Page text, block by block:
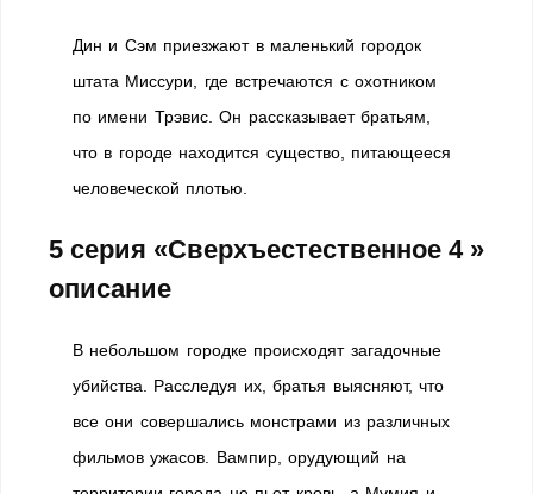
Дин и Сэм приезжают в маленький городок
штата Миссури, где встречаются с охотником
по имени Трэвис. Он рассказывает братьям,
что в городе находится существо, питающееся
человеческой плотью.
5 серия «Сверхъестественное 4 »
описание
В небольшом городке происходят загадочные
убийства. Расследуя их, братья выясняют, что
все они совершались монстрами из различных
фильмов ужасов. Вампир, орудующий на